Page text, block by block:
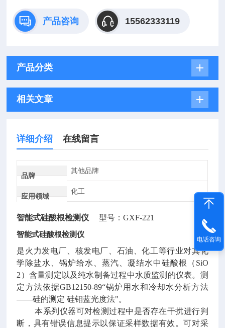
产品咨询 15562333119
产品分类
相关文章
详细介绍 在线留言
品牌
其他品牌
应用领域
化工
智能式硅酸根检测仪 型号：GXF-221
智能式硅酸根检测仪
是火力发电厂、核发电厂、石油、化工等行业对其化
学除盐水、锅炉给水、蒸汽、凝结水中硅酸根（SiO
2）含量测定以及纯水制备过程中水质监测的仪表。测
定方法依据GB12150-89“锅炉用水和冷却水分析方法
——硅的测定 硅钼蓝光度法"。
本系列仪器可对检测过程中是否存在干扰进行判
断，具有错误信息提示以保证采样数据有效。可对采
电话咨询